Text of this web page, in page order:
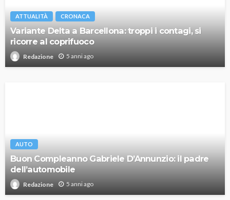
ATTUALITÀ CRONACA
Variante Delta a Barcellona: troppi i contagi, si
ricorre al coprifuoco
Redazione 5 anni ago
AUTO
Buon Compleanno Gabriele D’Annunzio: il padre
dell’automobile
Redazione 5 anni ago